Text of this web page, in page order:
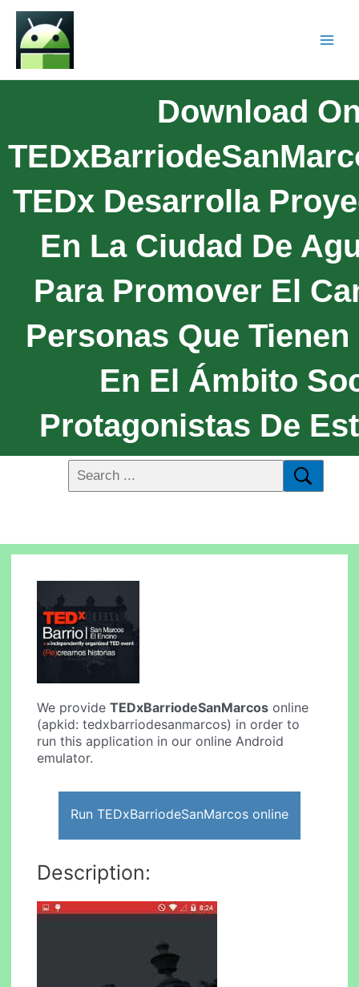
Download
TEDx Desarrolla
En La Ciudad De
Para Promover El
Personas Que
En El Ámbito
Protagonistas De
We provideTEDxBarriodeSanMarcos online
(apkid: tedxbarriodesanmarcos) in order to
run this application in our online Android
emulator.
Run TEDxBarriodeSanMarcos online
Description: